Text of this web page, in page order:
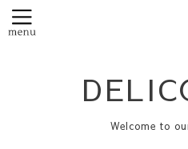
Welcome to